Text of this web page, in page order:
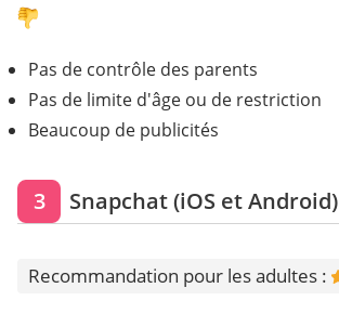
Pas de contrôle des parents
Pas de limite d'âge ou de restriction
Beaucoup de publicités
3 Snapchat (iOS et Android)
Recommandation pour les adultes :